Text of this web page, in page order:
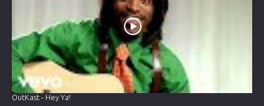
OutKast - Hey Ya!